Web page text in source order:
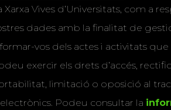
Xarxa Vives d’Universitats, com a
dades amb la finalitat de
vos dels actes i activitats que
exercir els drets d’accés,
limitació o oposició al
Podeu consultar la